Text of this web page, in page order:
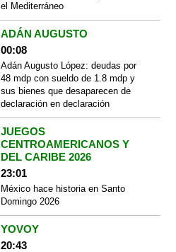
el Mediterráneo
ADÁN AUGUSTO
00:08
Adán Augusto López: deudas por
48 mdp con sueldo de 1.8 mdp y
sus bienes que desaparecen de
declaración en declaración
JUEGOS
CENTROAMERICANOS Y
DEL CARIBE 2026
23:01
México hace historia en Santo
Domingo 2026
YOVOY
20:43